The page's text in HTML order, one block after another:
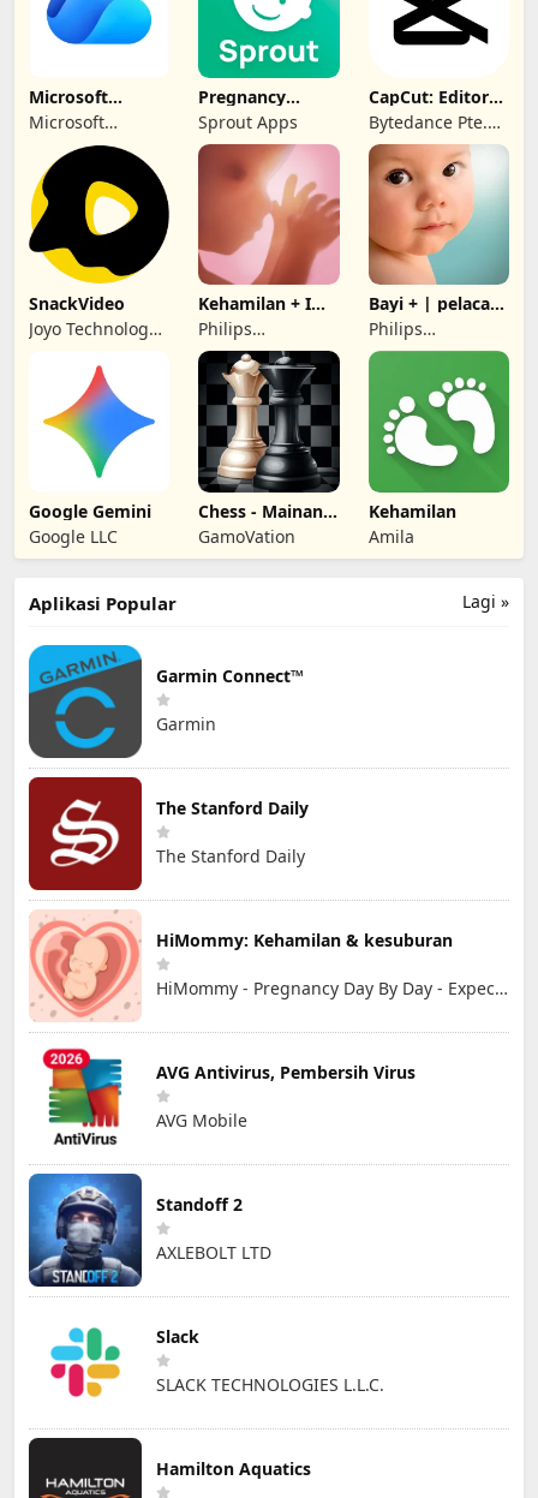
Microsoft
OneDrive
Microsoft
Corporation
Pregnancy
Tracker by
Sprout
Sprout Apps
CapCut: Editor
Foto & Video
Bytedance Pte.
Ltd.
SnackVideo
Joyo Technology
Kehamilan + I
Aplikasi pelacak
Philips
Electronics UK
Limited
Bayi + | pelacak
bayi Anda
Philips
Electronics UK
Google Gemini
Google LLC
Chess - Mainan
Luar Talian
GamoVation
Kehamilan
Amila
Lagi »
Aplikasi Popular
Garmin Connect™
Garmin
The Stanford Daily
The Stanford Daily
HiMommy: Kehamilan & kesuburan
HiMommy - Pregnancy Day By Day - Expecting Baby
AVG Antivirus, Pembersih Virus
AVG Mobile
Standoff 2
AXLEBOLT LTD
Slack
SLACK TECHNOLOGIES L.L.C.
Hamilton Aquatics